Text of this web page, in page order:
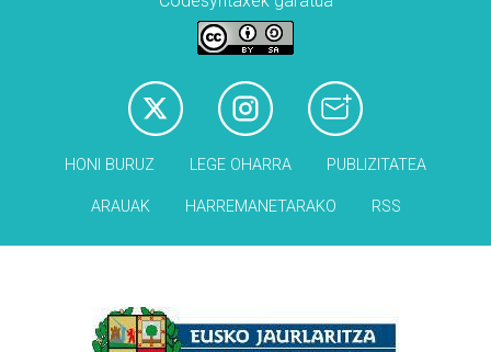
HONI BURUZ LEGE OHARRA PUBLIZITATEA
ARAUAK HARREMANETARAKO RSS